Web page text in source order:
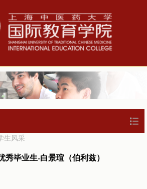
生风采
秀毕业生-白景瑄（伯利兹）